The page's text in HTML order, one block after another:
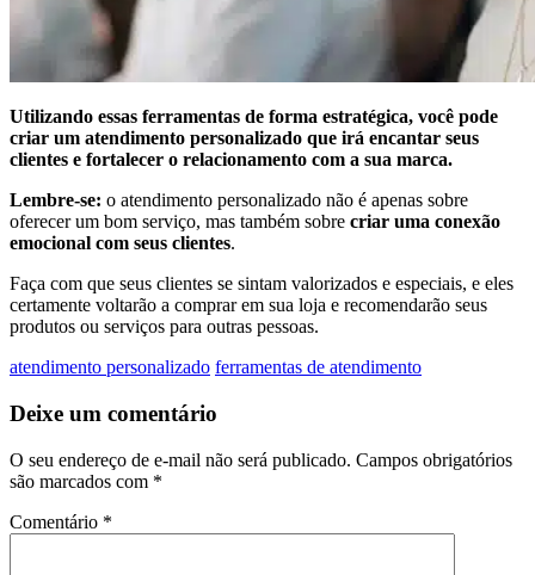
Utilizando essas ferramentas de forma estratégica, você pode
criar um atendimento personalizado que irá encantar seus
clientes e fortalecer o relacionamento com a sua marca.
Lembre-se: o atendimento personalizado não é apenas sobre
oferecer um bom serviço, mas também sobre criar uma conexão
emocional com seus clientes.
Faça com que seus clientes se sintam valorizados e especiais, e eles
certamente voltarão a comprar em sua loja e recomendarão seus
produtos ou serviços para outras pessoas.
atendimento personalizado ferramentas de atendimento
Deixe um comentário
O seu endereço de e-mail não será publicado. Campos obrigatórios
são marcados com *
Comentário *